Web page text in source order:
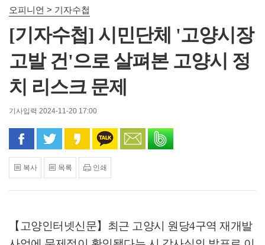
오피니언 > 기자수첩
[기자수첩] 시민단체 '고양시장
고발 건'으로 살펴본 고양시 정
치 리스크 문제
기사입력 2024-11-20 17:00
페이스북으로 공유
트위터로 공유카카오 스토리로 공유
카카오톡으로 공유
문자로 공유
복사 목록 인쇄
【고양인터넷신문】 최근 고양시 원당4구역 재개발